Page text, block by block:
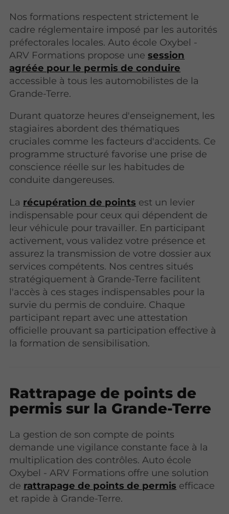
Nos formations respectent strictement le
cadre réglementaire imposé par les autorités
préfectorales locales. Auto école Oxybel -
ARV Formations propose unesession
agréée pour le permis de conduire
accessible à tous les automobilistes de la
Grande-Terre.
Durant quatorze heures d'enseignement, les
stagiaires abordent des thématiques
cruciales comme les facteurs d'accidents. Ce
programme structuré favorise une prise de
conscience réelle sur les habitudes de
conduite dangereuses.
La récupération de points est un levier
indispensable pour ceux qui dépendent de
leur véhicule pour travailler. En participant
activement, vous validez votre présence et
assurez la transmission de votre dossier aux
services compétents. Nos centres situés
stratégiquement à Grande-Terre facilitent
l'accès à ces stages indispensables pour la
survie du permis de conduire. Chaque
participant repart avec une attestation
officielle prouvant sa participation effective à
la formation de sensibilisation.
Rattrapage de points de
permis sur la Grande-Terre
La gestion de son compte de points
demande une vigilance constante face à la
multiplication des contrôles. Auto école
Oxybel - ARV Formations offre une solution
de rattrapage de points de permis efficace
et rapide à Grande-Terre.